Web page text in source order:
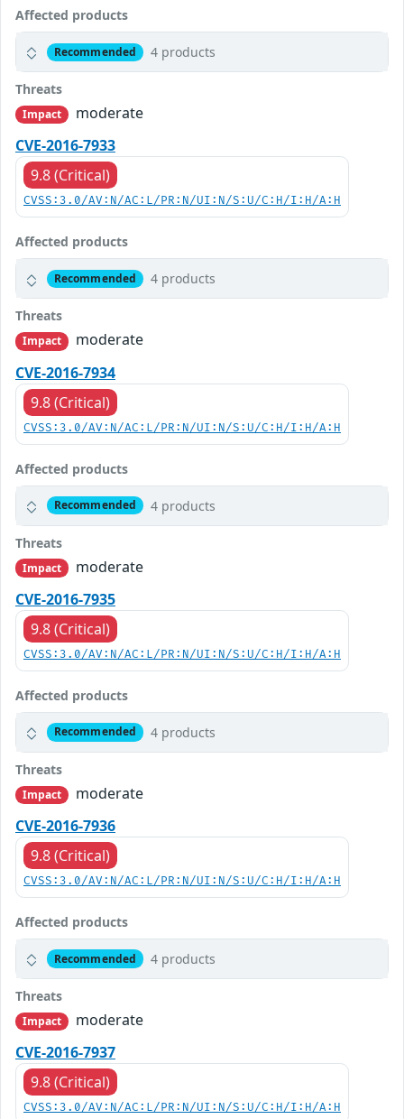
Affected products
Recommended 4 products
Threats
Impact
moderate
CVE-2016-7933
9.8 (Critical)
CVSS:3.0/AV:N/AC:L/PR:N/UI:N/S:U/C:H/I:H/A:H
Affected products
Recommended 4 products
Threats
Impact
moderate
CVE-2016-7934
9.8 (Critical)
CVSS:3.0/AV:N/AC:L/PR:N/UI:N/S:U/C:H/I:H/A:H
Affected products
Recommended 4 products
Threats
Impact
moderate
CVE-2016-7935
9.8 (Critical)
CVSS:3.0/AV:N/AC:L/PR:N/UI:N/S:U/C:H/I:H/A:H
Affected products
Recommended 4 products
Threats
Impact
moderate
CVE-2016-7936
9.8 (Critical)
CVSS:3.0/AV:N/AC:L/PR:N/UI:N/S:U/C:H/I:H/A:H
Affected products
Recommended 4 products
Threats
Impact
moderate
CVE-2016-7937
9.8 (Critical)
CVSS:3.0/AV:N/AC:L/PR:N/UI:N/S:U/C:H/I:H/A:H